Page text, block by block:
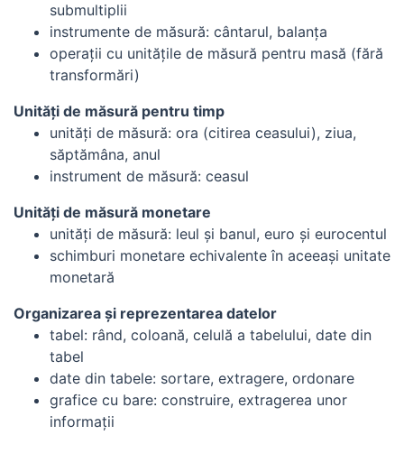
submultiplii
instrumente de măsură: cântarul, balanţa
operaţii cu unităţile de măsură pentru masă (fără
transformări)
Unităţi de măsură pentru timp
unităţi de măsură: ora (citirea ceasului), ziua,
săptămâna, anul
instrument de măsură: ceasul
Unităţi de măsură monetare
unităţi de măsură: leul şi banul, euro şi eurocentul
schimburi monetare echivalente în aceeaşi unitate
monetară
Organizarea şi reprezentarea datelor
tabel: rând, coloană, celulă a tabelului, date din
tabel
date din tabele: sortare, extragere, ordonare
grafice cu bare: construire, extragerea unor
informaţii